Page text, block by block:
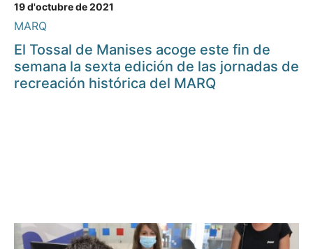
19 d'octubre de 2021
MARQ
El Tossal de Manises acoge este fin de
semana la sexta edición de las jornadas de
recreación histórica del MARQ